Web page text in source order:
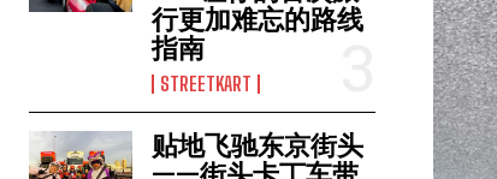
行更加难忘的路线
指南
STREETKART
贴地飞驰东京街头